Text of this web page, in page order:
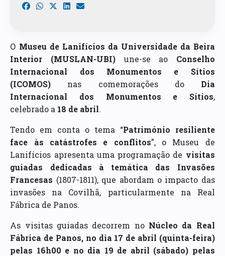
O Museu de Lanifícios da Universidade da Beira
Interior (MUSLAN-UBI) une-se ao Conselho
Internacional dos Monumentos e Sítios
(ICOMOS) nas comemorações do Dia
Internacional dos Monumentos e Sítios,
celebrado a 18 de abril.
Tendo em conta o tema “Património resiliente
face às catástrofes e conflitos”, o Museu de
Lanifícios apresenta uma programação de visitas
guiadas dedicadas à temática das Invasões
Francesas (1807-1811), que abordam o impacto das
invasões na Covilhã, particularmente na Real
Fábrica de Panos.
As visitas guiadas decorrem no Núcleo da Real
Fábrica de Panos, no dia 17 de abril (quinta-feira)
pelas 16h00 e no dia 19 de abril (sábado) pelas